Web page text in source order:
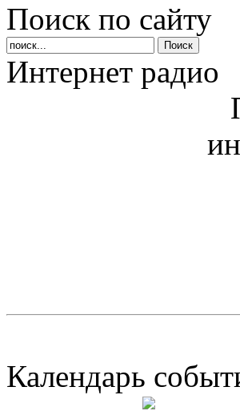
Поиск по сайту
Интернет радио
Календарь